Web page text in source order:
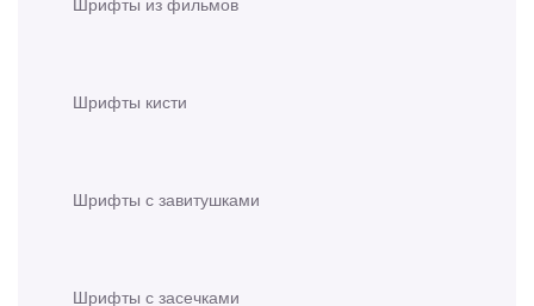
Шрифты кисти
Шрифты с завитушками
Шрифты с засечками